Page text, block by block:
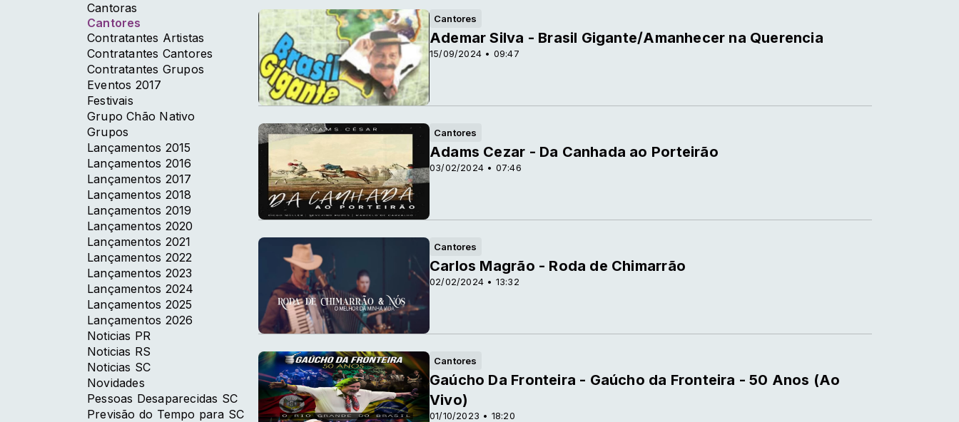
Cantoras
Cantores
Contratantes Artistas
Contratantes Cantores
Contratantes Grupos
Eventos 2017
Festivais
Grupo Chão Nativo
Grupos
Lançamentos 2015
Lançamentos 2016
Lançamentos 2017
Lançamentos 2018
Lançamentos 2019
Lançamentos 2020
Lançamentos 2021
Lançamentos 2022
Lançamentos 2023
Lançamentos 2024
Lançamentos 2025
Lançamentos 2026
Noticias PR
Noticias RS
Noticias SC
Novidades
Pessoas Desaparecidas SC
Previsão do Tempo para SC
Cantores
15/09/2024 • 09:47
Ademar Silva - Brasil Gigante/Amanhecer na Querencia
Cantores
03/02/2024 • 07:46
Adams Cezar - Da Canhada ao Porteirão
Cantores
02/02/2024 • 13:32
Carlos Magrão - Roda de Chimarrão
Cantores
01/10/2023 • 18:20
Gaúcho Da Fronteira - Gaúcho da Fronteira - 50 Anos (Ao
Vivo)